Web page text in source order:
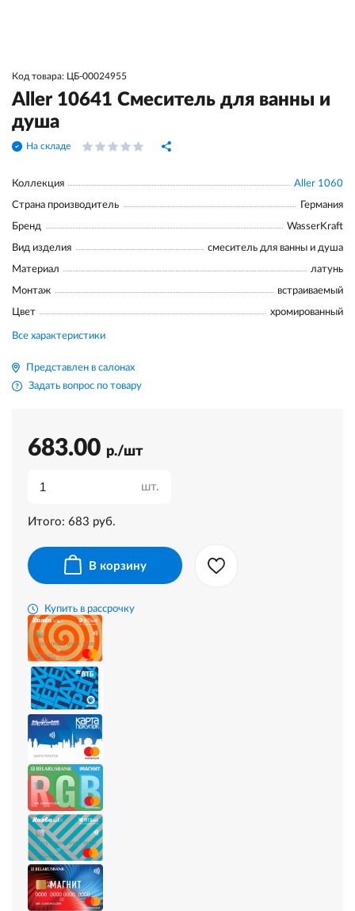
Код товара: ЦБ-00024955
Aller 10641 Смеситель для ванны и
душа
На складе
Коллекция Aller 1060
Страна производитель Германия
Бренд WasserKraft
Вид изделия смеситель для ванны и душа
Материал латунь
Монтаж встраиваемый
Цвет хромированный
Все характеристики
Представлен в салонах
Задать вопрос по товару
683.00 р./шт
шт.
Итого: 683 руб.
В корзину
Купить в рассрочку